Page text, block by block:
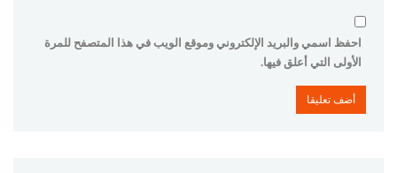
احفظ اسمي والبريد الإلكتروني وموقع الويب في هذا المتصفح للمرة
الأولى التي أعلق فيها.